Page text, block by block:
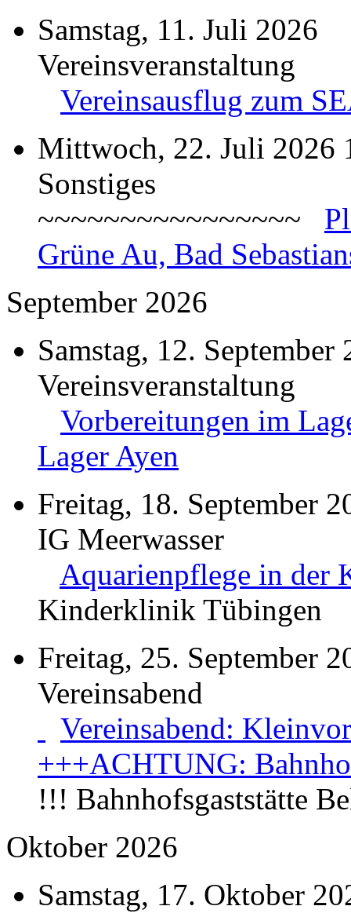
Samstag, 11. Juli 2026
Vereinsveranstaltung
Vereinsausflug zum
Mittwoch, 22. Juli 2026
Sonstiges
~~~~~~~~~~~~~~~~
Grüne Au, Bad
September 2026
Samstag, 12. September
Vereinsveranstaltung
Vorbereitungen im
Lager Ayen
Freitag, 18. September
IG Meerwasser
Aquarienpflege in der
Kinderklinik Tübingen
Freitag, 25. September
Vereinsabend
Vereinsabend:
+++ACHTUNG:
!!! Bahnhofsgaststätte
Oktober 2026
Samstag, 17. Oktober